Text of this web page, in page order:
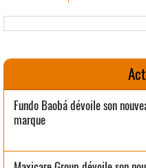
Fundo Baobá dévoile son
marque